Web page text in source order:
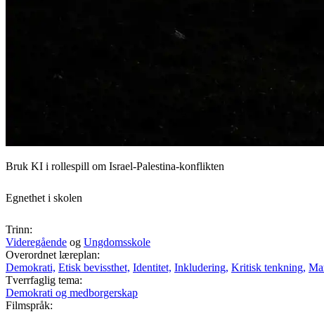
Bruk KI i rollespill om Israel-Palestina-konflikten
Egnethet i skolen
Trinn:
Videregående og Ungdomsskole
Overordnet læreplan:
Demokrati, Etisk bevissthet, Identitet, Inkludering, Kritisk tenkning,
Tverrfaglig tema:
Demokrati og medborgerskap
Filmspråk: